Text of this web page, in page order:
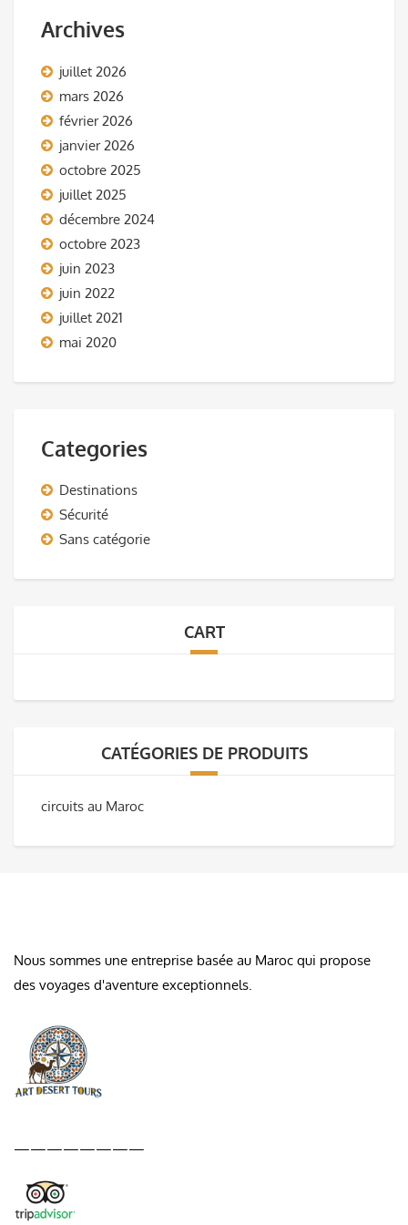
Archives
juillet 2026
mars 2026
février 2026
janvier 2026
octobre 2025
juillet 2025
décembre 2024
octobre 2023
juin 2023
juin 2022
juillet 2021
mai 2020
Categories
Destinations
Sécurité
Sans catégorie
CART
CATÉGORIES DE PRODUITS
circuits au Maroc
Nous sommes une entreprise basée au Maroc qui propose
des voyages d'aventure exceptionnels.
————————